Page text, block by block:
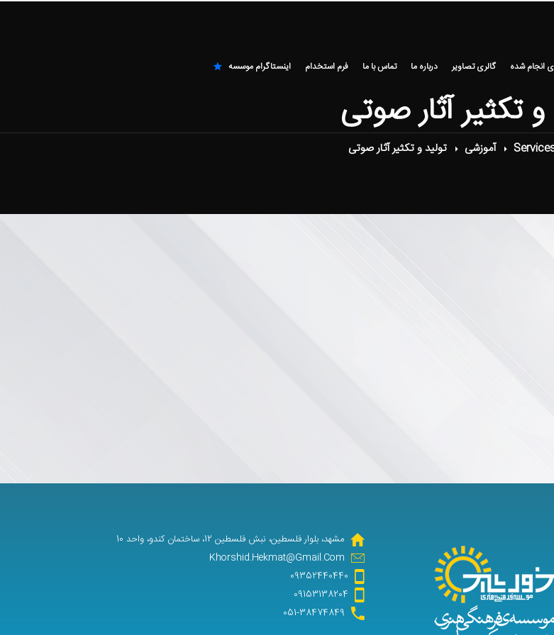
انجام شده گالری تصاویر درباره ما تماس با ما فرم استخدام اینستاگرام موسسه
و تکثیر آثار صوتی
آموزشی تولید و تکثیر آثار صوتی
مشهد، بلوار فلسطین، نبش فلسطین 12، ساختمان کندو، واحد 10
Khorshid.Hekmat@Gmail.Com
09352440440
09153138204
051-38474849